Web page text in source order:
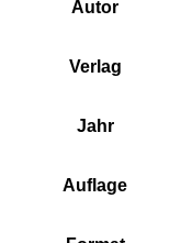
Autor
Verlag
Jahr
Auflage